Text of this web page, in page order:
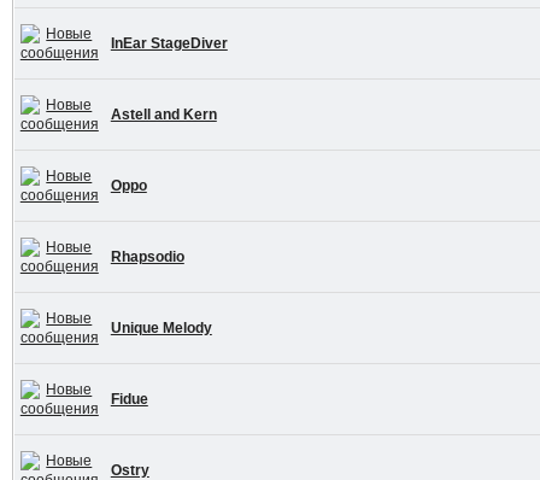
InEar StageDiver
Astell and Kern
Oppo
Rhapsodio
Unique Melody
Fidue
Ostry